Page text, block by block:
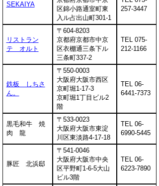
SEKAIYA
区錦小路通室町東
入ル占出山町301-1
257-3447
リストラン
テ オルト
〒604-8203
京都府京都市中京
区衣棚通三条下ル
三条町337-2
TEL 075-
212-1166
鉄板 しちさ
ん。
〒550-0003
大阪府大阪市西区
京町堀1-17-3
京町堀1丁目ビル2
階
TEL 06-
6441-7373
黒毛和牛 焼
肉 龍
〒533-0023
大阪府大阪市東淀
川区東淡路4-17-18
TEL 06-
6990-5445
豚匠 北浜邸
〒541-0046
大阪府大阪市中央
区平野町1-6-5大山
ビル3階
TEL 06-
6223-7890